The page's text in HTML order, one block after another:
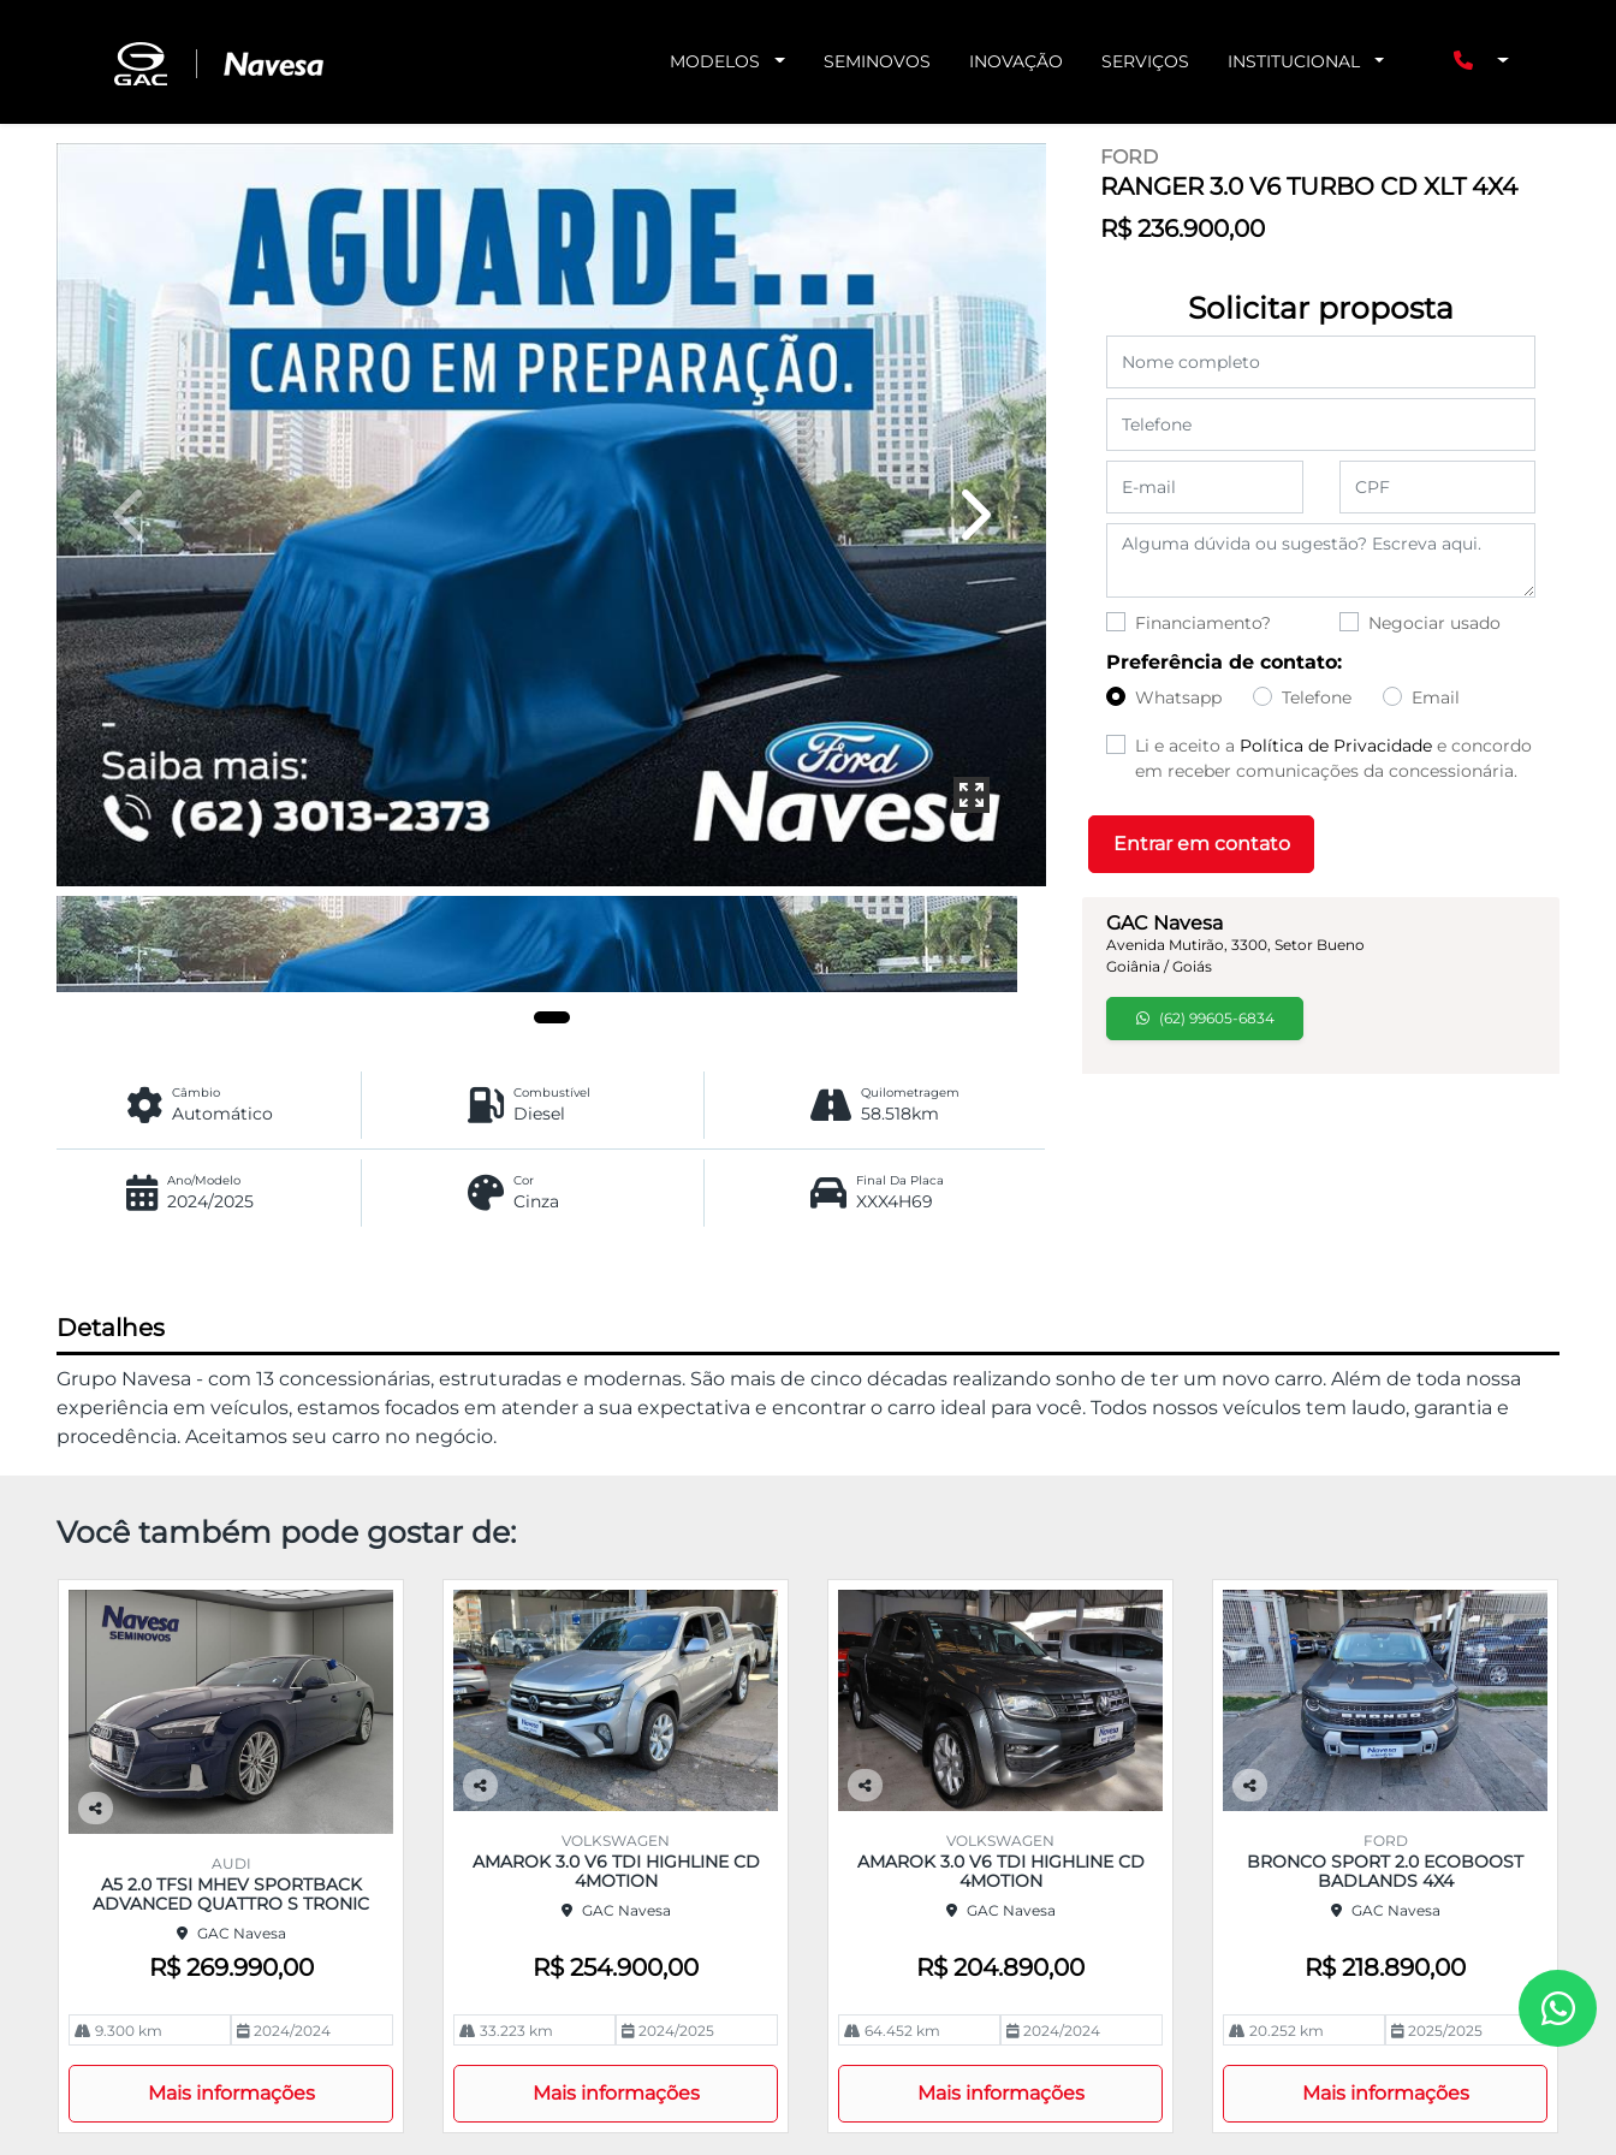
MODELOS SEMINOVOS INOVAÇÃO SERVIÇOS INSTITUCIONAL
FORD
RANGER 3.0 V6 TURBO CD XLT 4X4
R$ 236.900,00
GAC Navesa
Avenida Mutirão, 3300, Setor Bueno
Goiânia / Goiás
(62) 99605-6834
Solicitar proposta
Financiamento? Negociar usado
Preferência de contato:
Whatsapp Telefone Email
Li e aceito a Política de Privacidade e concordo
em receber comunicações da concessionária.
Entrar em contato
Previous Next
Câmbio
Automático
Combustível
Diesel
Quilometragem
58.518km
Ano/Modelo
2024/2025
Cor
Cinza
Final Da Placa
XXX4H69
Detalhes
Grupo Navesa - com 13 concessionárias, estruturadas e modernas. São mais de cinco décadas realizando sonho de ter um novo carro. Além de toda nossa
experiência em veículos, estamos focados em atender a sua expectativa e encontrar o carro ideal para você. Todos nossos veículos tem laudo, garantia e
procedência. Aceitamos seu carro no negócio.
Você também pode gostar de:
Co
rtil
he
AUDI
A5 2.0 TFSI MHEV SPORTBACK
ADVANCED QUATTRO S TRONIC
GAC Navesa
R$ 269.990,00
9.300 km 2024/2024
Mais informações
Co
rtil
VOLKSWAGEN
AMAROK 3.0 V6 TDI HIGHLINE CD
4MOTION
GAC Navesa
R$ 254.900,00
33.223 km 2024/2025
Mais informações
Co
rtil
VOLKSWAGEN
AMAROK 3.0 V6 TDI HIGHLINE CD
4MOTION
GAC Navesa
R$ 204.890,00
64.452 km 2024/2024
Mais informações
Co
rtil
FORD
BRONCO SPORT 2.0 ECOBOOST
BADLANDS 4X4
GAC Navesa
R$ 218.890,00
20.252 km 2025/2025
Mais informações